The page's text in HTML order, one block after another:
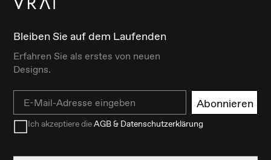
Bleiben Sie auf dem Laufenden
Erfahren Sie als erstes von neuen
Designs.
Email Abonnieren
Ich akzeptiere dieAGB & Datenschutzerklärung